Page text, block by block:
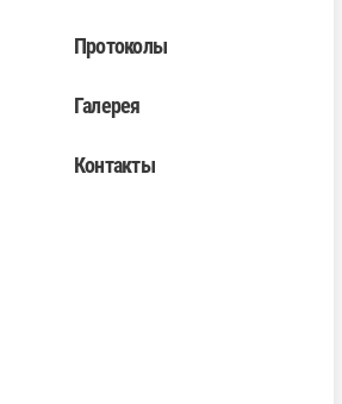
Протоколы
Галерея
Контакты